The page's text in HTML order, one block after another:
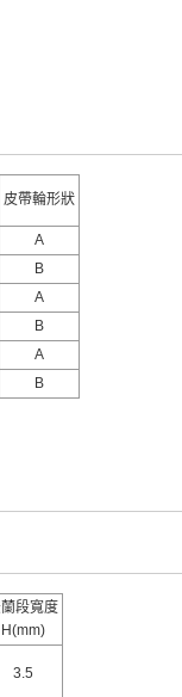
皮帶輪形狀
A
B
A
B
A
B
段寬度
H(mm)
3.5